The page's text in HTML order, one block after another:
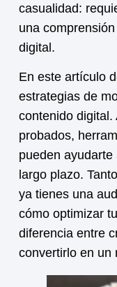
casualidad:
una
digital.
En este artículo
estrategias de
contenido digital.
probados,
pueden
largo plazo.
ya tienes una
cómo optimizar tu
diferencia entre
convertirlo en un